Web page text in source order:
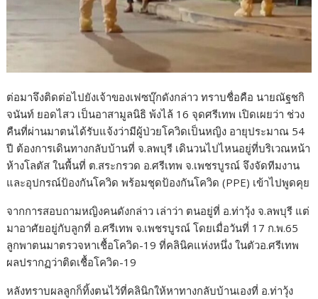
ต่อมาจึงติดต่อไปยังเจ้าของเฟซบุ๊กดังกล่าว ทราบชื่อคือ นายณัฐชกิ
จนันท์ ยอดไสว เป็นอาสามูลนิธิ พ้งไล้ 16 จุดศรีเทพ เปิดเผยว่า ช่วง
คืนที่ผ่านมาตนได้รับแจ้งว่ามีผู้ป่วยโควิดเป็นหญิง อายุประมาณ 54
ปี ต้องการเดินทางกลับบ้านที่ จ.ลพบุรี เดินวนไปไหนอยู่ที่บริเวณหน้า
ห้างโลตัส ในพื้นที่ ต.สระกรวด อ.ศรีเทพ จ.เพชรบูรณ์ จึงจัดทีมงาน
และอุปกรณ์ป้องกันโควิด พร้อมชุดป้องกันโควิด (PPE) เข้าไปพูดคุย
จากการสอบถามหญิงคนดังกล่าว เล่าว่า ตนอยู่ที่ อ.ท่าวุ้ง จ.ลพบุรี แต่
มาอาศัยอยู่กับลูกที่ อ.ศรีเทพ จ.เพชรบูรณ์ โดยเมื่อวันที่ 17 ก.พ.65
ลูกพาตนมาตรวจหาเชื้อโควิด-19 ที่คลินิคแห่งหนึ่ง ในตัวอ.ศรีเทพ
ผลปรากฏว่าติดเชื้อโควิด-19
หลังทราบผลลูกก็ทิ้งตนไว้ที่คลินิกให้หาทางกลับบ้านเองที่ อ.ท่าวุ้ง